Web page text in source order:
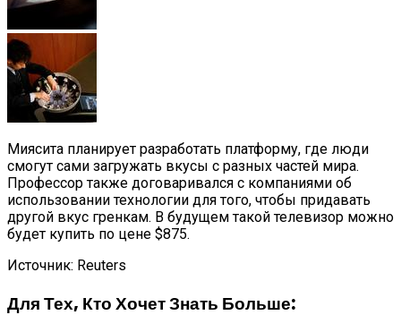
Миясита планирует разработать платформу, где люди
смогут сами загружать вкусы с разных частей мира.
Профессор также договаривался с компаниями об
использовании технологии для того, чтобы придавать
другой вкус гренкам. В будущем такой телевизор можно
будет купить по цене $875.
Источник: Reuters
Для Тех, Кто Хочет Знать Больше: